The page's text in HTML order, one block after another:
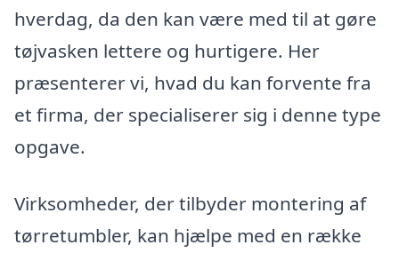
hverdag, da den kan være med til at gøre
tøjvasken lettere og hurtigere. Her
præsenterer vi, hvad du kan forvente fra
et firma, der specialiserer sig i denne type
opgave.
Virksomheder, der tilbyder montering af
tørretumbler, kan hjælpe med en række